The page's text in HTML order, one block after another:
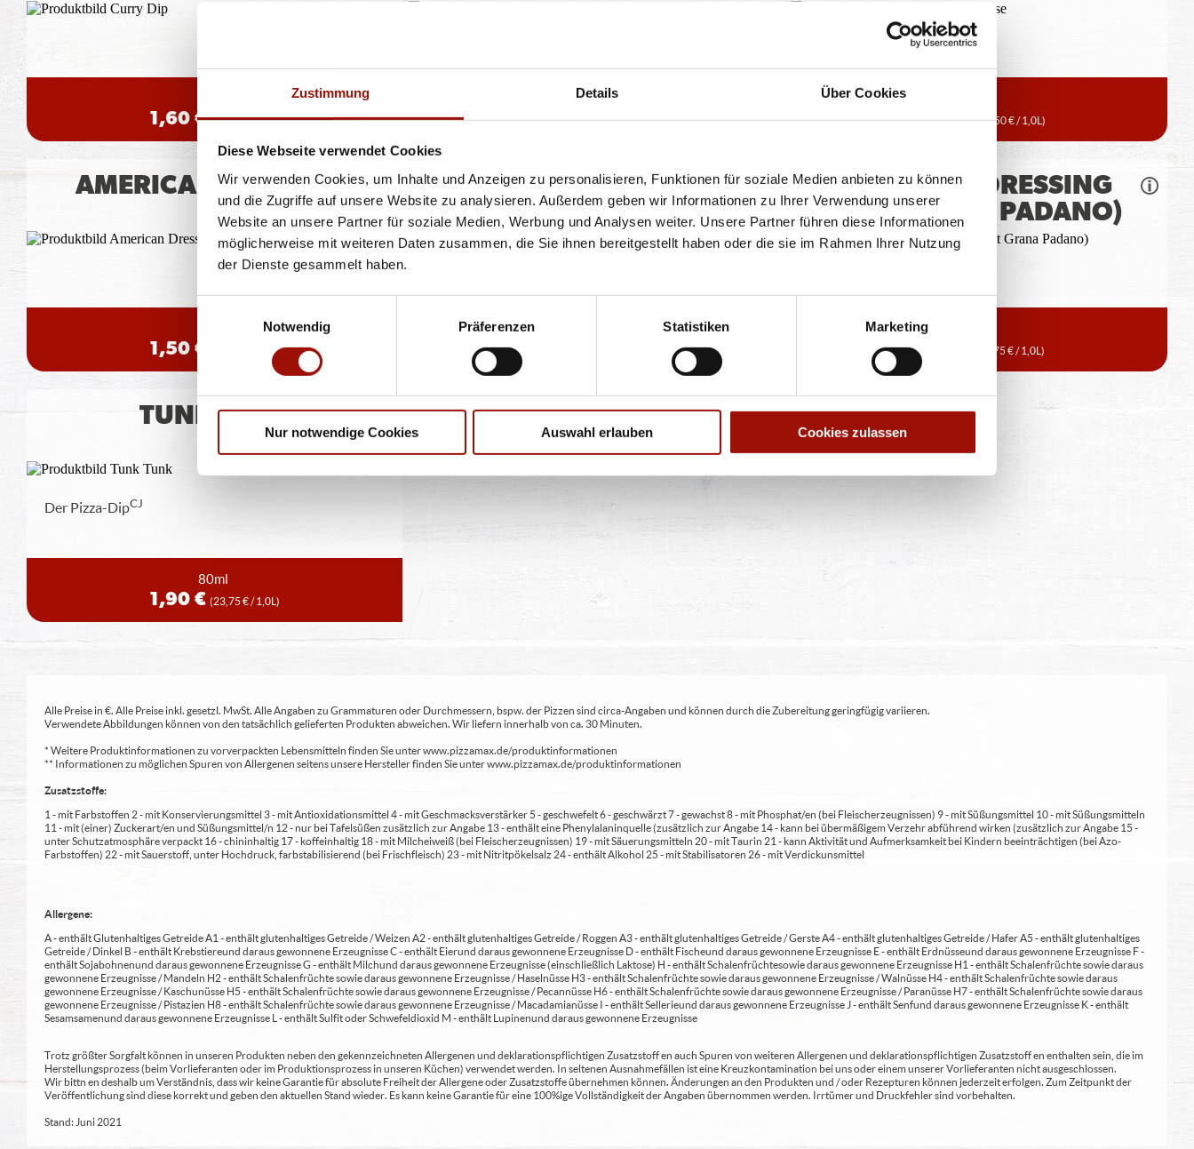
Zustimmung Details Über Cookies
Diese Webseite verwendet Cookies
Wir verwenden Cookies, um Inhalte und Anzeigen zu personalisieren, Funktionen für soziale Medien anbieten zu können
und die Zugriffe auf unsere Website zu analysieren. Außerdem geben wir Informationen zu Ihrer Verwendung unserer
Website an unsere Partner für soziale Medien, Werbung und Analysen weiter. Unsere Partner führen diese Informationen
möglicherweise mit weiteren Daten zusammen, die Sie ihnen bereitgestellt haben oder die sie im Rahmen Ihrer Nutzung
der Dienste gesammelt haben.
Einwilligungsauswahl
Notwendig
Präferenzen Statistiken Marketing
Nur notwendige Cookies Auswahl erlauben Cookies zulassen
1,60 €(20,00 € / 1,0L)
80ml
1,60 €(20,00 € / 1,0L) 0,90 €(22,50 € / 1,0L)
AMERICAN DRESSING
1,50 € (18,75 € / 1,0L)
BALSAMICO VEGAN
DRESSING
CAESAR'S DRESSING
(MIT GRANA PADANO)
1,50 € (18,75 € / 1,0L)
TUNK TUNK
Der Pizza-DipCJ
80ml
1,90 €(23,75 € / 1,0L)
Alle Preise in €. Alle Preise inkl. gesetzl. MwSt. Alle Angaben zu Grammaturen oder Durchmessern, bspw. der Pizzen sind circa-Angaben und können durch die Zubereitung geringfügig variieren.
Verwendete Abbildungen können von den tatsächlich gelieferten Produkten abweichen. Wir liefern innerhalb von ca. 30 Minuten.
* Weitere Produktinformationen zu vorverpackten Lebensmitteln finden Sie unter www.pizzamax.de/produktinformationen
** Informationen zu möglichen Spuren von Allergenen seitens unsere Hersteller finden Sie unter www.pizzamax.de/produktinformationen
Zusatzstoffe:
1 - mit Farbstoffen 2 - mit Konservierungsmittel 3 - mit Antioxidationsmittel 4 - mit Geschmacksverstärker 5 - geschwefelt 6 - geschwärzt 7 - gewachst 8 - mit Phosphat/en (bei Fleischerzeugnissen) 9 - mit Süßungsmittel 10 - mit Süßungsmitteln
11 - mit (einer) Zuckerart/en und Süßungsmittel/n 12 - nur bei Tafelsüßen zusätzlich zur Angabe 13 - enthält eine Phenylalaninquelle (zusätzlich zur Angabe 14 - kann bei übermäßigem Verzehr abführend wirken (zusätzlich zur Angabe 15 -
unter Schutzatmosphäre verpackt 16 - chininhaltig 17 - koffeinhaltig 18 - mit Milcheiweiß (bei Fleischerzeugnissen) 19 - mit Säuerungsmitteln 20 - mit Taurin 21 - kann Aktivität und Aufmerksamkeit bei Kindern beeinträchtigen (bei Azo-
Farbstoffen) 22 - mit Sauerstoff, unter Hochdruck, farbstabilisierend (bei Frischfleisch) 23 - mit Nitritpökelsalz 24 - enthält Alkohol 25 - mit Stabilisatoren 26 - mit Verdickunsmittel
Allergene:
A - enthält Glutenhaltiges Getreide A1 - enthält glutenhaltiges Getreide / Weizen A2 - enthält glutenhaltiges Getreide / Roggen A3 - enthält glutenhaltiges Getreide / Gerste A4 - enthält glutenhaltiges Getreide / Hafer A5 - enthält glutenhaltiges
Getreide / Dinkel B - enthält Krebstiere und daraus gewonnene Erzeugnisse C - enthält Eier und daraus gewonnene Erzeugnisse D - enthält Fische und daraus gewonnene Erzeugnisse E - enthält Erdnüsse und daraus gewonnene Erzeugnisse F -
enthält Sojabohnen und daraus gewonnene Erzeugnisse G - enthält Milch und daraus gewonnene Erzeugnisse (einschließlich Laktose) H - enthält Schalenfrüchte sowie daraus gewonnene Erzeugnisse H1 - enthält Schalenfrüchte sowie daraus
gewonnene Erzeugnisse / Mandeln H2 - enthält Schalenfrüchte sowie daraus gewonnene Erzeugnisse / Haselnüsse H3 - enthält Schalenfrüchte sowie daraus gewonnene Erzeugnisse / Walnüsse H4 - enthält Schalenfrüchte sowie daraus
gewonnene Erzeugnisse / Kaschunüsse H5 - enthält Schalenfrüchte sowie daraus gewonnene Erzeugnisse / Pecannüsse H6 - enthält Schalenfrüchte sowie daraus gewonnene Erzeugnisse / Paranüsse H7 - enthält Schalenfrüchte sowie daraus
gewonnene Erzeugnisse / Pistazien H8 - enthält Schalenfrüchte sowie daraus gewonnene Erzeugnisse / Macadamianüsse I - enthält Sellerie und daraus gewonnene Erzeugnisse J - enthält Senf und daraus gewonnene Erzeugnisse K - enthält
Sesamsamen und daraus gewonnene Erzeugnisse L - enthält Sulfit oder Schwefeldioxid M - enthält Lupinen und daraus gewonnene Erzeugnisse
Trotz größter Sorgfalt können in unseren Produkten neben den gekennzeichneten Allergenen und deklarationspflichtigen Zusatzstoff en auch Spuren von weiteren Allergenen und deklarationspflichtigen Zusatzstoff en enthalten sein, die im
Herstellungsprozess (beim Vorlieferanten oder im Produktionsprozess in unseren Küchen) verwendet werden. In seltenen Ausnahmefällen ist eine Kreuzkontamination bei uns oder einem unserer Vorlieferanten nicht ausgeschlossen.
Wir bittn en deshalb um Verständnis, dass wir keine Garantie für absolute Freiheit der Allergene oder Zusatzstoffe übernehmen können. Änderungen an den Produkten und / oder Rezepturen können jederzeit erfolgen. Zum Zeitpunkt der
Veröffentlichung sind diese korrekt und geben den aktuellen Stand wieder. Es kann keine Garantie für eine 100%ige Vollständigkeit der Angaben übernommen werden. Irrtümer und Druckfehler sind vorbehalten.
Stand: Juni 2021